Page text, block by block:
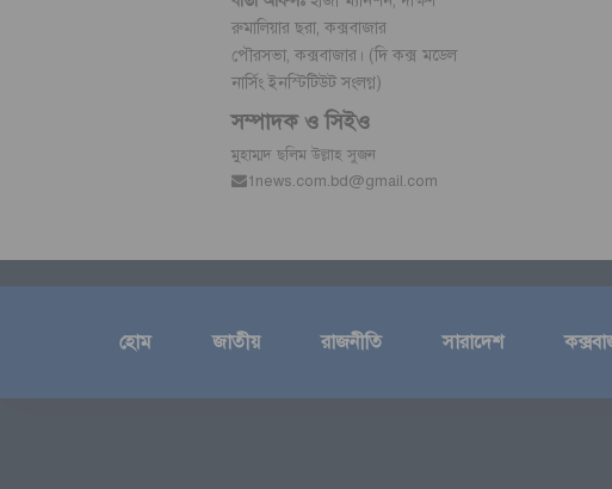
রুমালিয়ার ছরা, কক্সবাজার
পৌরসভা, কক্সবাজার। (দি কক্স মডেল
নার্সিং ইনস্টিটিউট সংলগ্ন)
সম্পাদক ও সিইও
মুহাম্মদ ছলিম উল্লাহ সুজন
1news.com.bd@gmail.com
হোম জাতীয় রাজনীতি সারাদেশ